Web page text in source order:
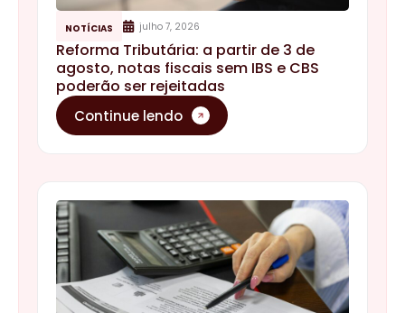
NOTÍCIAS julho 7, 2026
Reforma Tributária: a partir de 3 de
agosto, notas fiscais sem IBS e CBS
poderão ser rejeitadas
Continue lendo